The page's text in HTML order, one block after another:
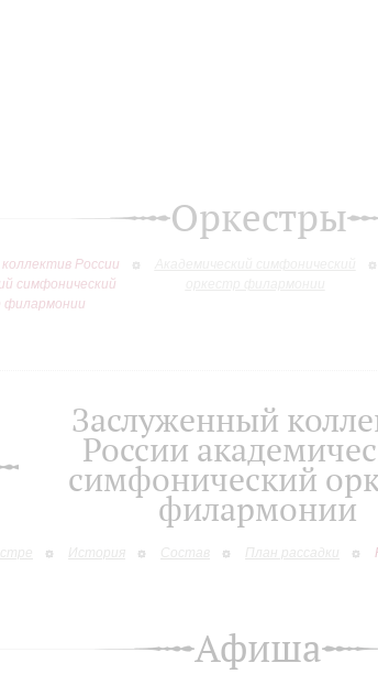
Оркестры
России
симфонический
филармонии
Заслуженный
России
симфонический
филармонии
История Состав План рассадки
Афиша